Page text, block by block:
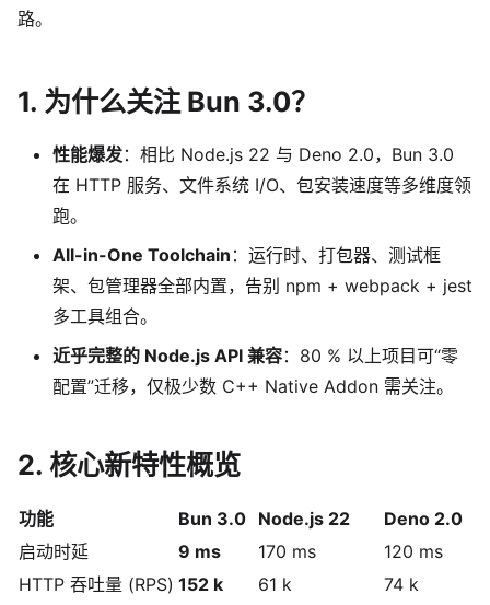
路。
1. 为什么关注 Bun 3.0？
性能爆发：相比 Node.js 22 与 Deno 2.0，Bun 3.0
在 HTTP 服务、文件系统 I/O、包安装速度等多维度领
跑。
All-in-One Toolchain ：运行时、打包器、测试框
架、包管理器全部内置，告别 npm + webpack + jest
多工具组合。
近乎完整的 Node.js API 兼容：80 % 以上项目可“零
配置”迁移，仅极少数 C++ Native Addon 需关注。
2. 核心新特性概览
功能 Bun 3.0 Node.js 22
Deno 2.0
启动时延
9 ms 170 ms
120 ms
HTTP 吞吐量 (RPS) 152 k 61 k
74 k